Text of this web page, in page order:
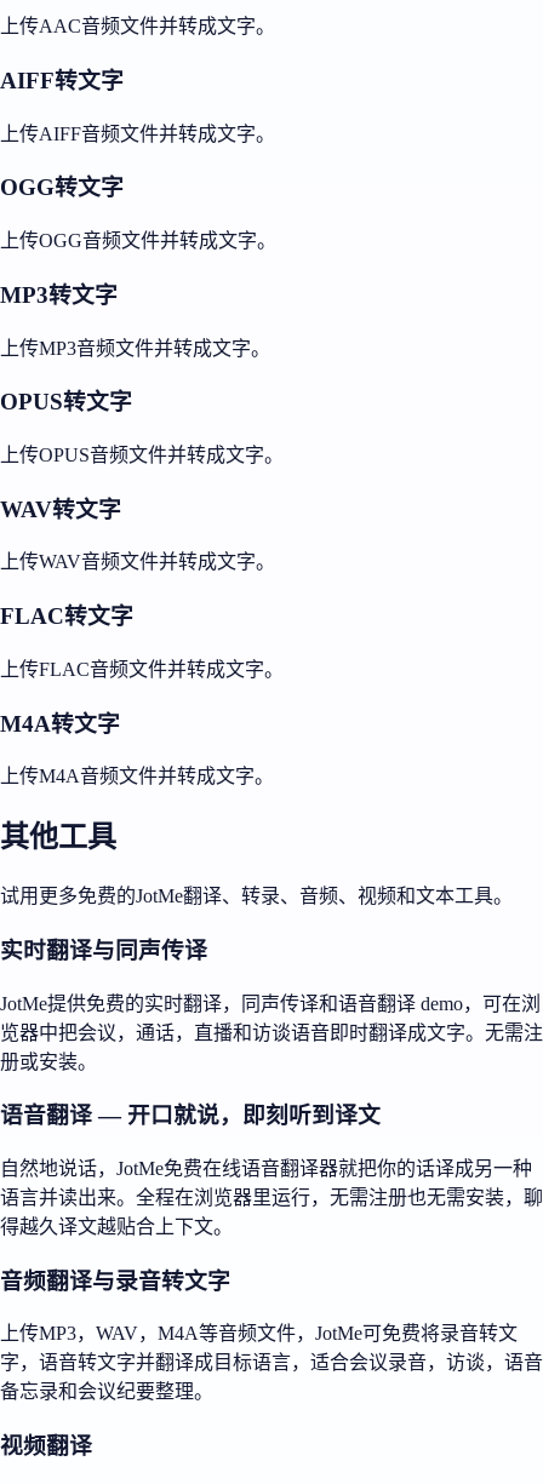
上传AAC音频文件并转成文字。
AIFF转文字
上传AIFF音频文件并转成文字。
OGG转文字
上传OGG音频文件并转成文字。
MP3转文字
上传MP3音频文件并转成文字。
OPUS转文字
上传OPUS音频文件并转成文字。
WAV转文字
上传WAV音频文件并转成文字。
FLAC转文字
上传FLAC音频文件并转成文字。
M4A转文字
上传M4A音频文件并转成文字。
其他工具
试用更多免费的JotMe翻译、转录、音频、视频和文本工具。
实时翻译与同声传译
JotMe提供免费的实时翻译，同声传译和语音翻译 demo，可在浏
览器中把会议，通话，直播和访谈语音即时翻译成文字。无需注
册或安装。
语音翻译 — 开口就说，即刻听到译文
自然地说话，JotMe免费在线语音翻译器就把你的话译成另一种
语言并读出来。全程在浏览器里运行，无需注册也无需安装，聊
得越久译文越贴合上下文。
音频翻译与录音转文字
上传MP3，WAV，M4A等音频文件，JotMe可免费将录音转文
字，语音转文字并翻译成目标语言，适合会议录音，访谈，语音
备忘录和会议纪要整理。
视频翻译